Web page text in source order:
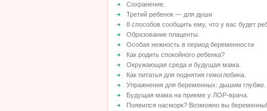
Сохранение.
Третий ребенок — для души
8 способов сообщить ему, что у вас будет
Образование плаценты.
Особая нежность в период беременности
Как родить спокойного ребенка?
Окружающая среда и будущая мама.
Как питатья для поднятия гемоглобина.
Упражнения для беременных: дышим глубже.
Будущая мама на приеме у ЛОР-врача.
Появился насморк? Возможно вы беременны!